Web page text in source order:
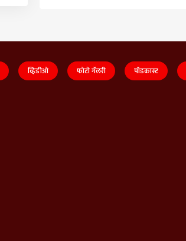
व्हिडीओ फोटो गॅलरी पॉडकास्ट